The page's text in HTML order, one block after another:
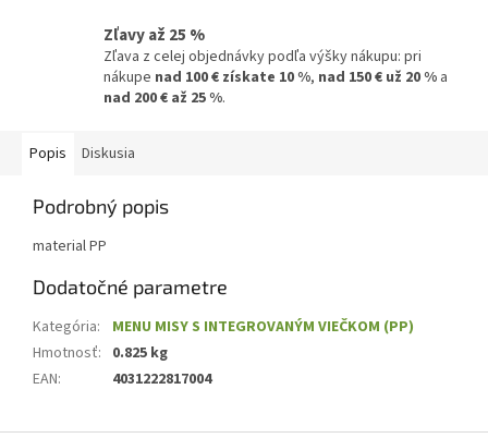
Zľavy až 25 %
Zľava z celej objednávky podľa výšky nákupu: pri
nákupe nad 100 € získate 10 %, nad 150 € už 20 % a
nad 200 € až 25 %.
Popis Diskusia
Podrobný popis
material PP
Dodatočné parametre
Kategória:
MENU MISY S INTEGROVANÝM VIEČKOM (PP)
Hmotnosť: 0.825 kg
EAN: 4031222817004